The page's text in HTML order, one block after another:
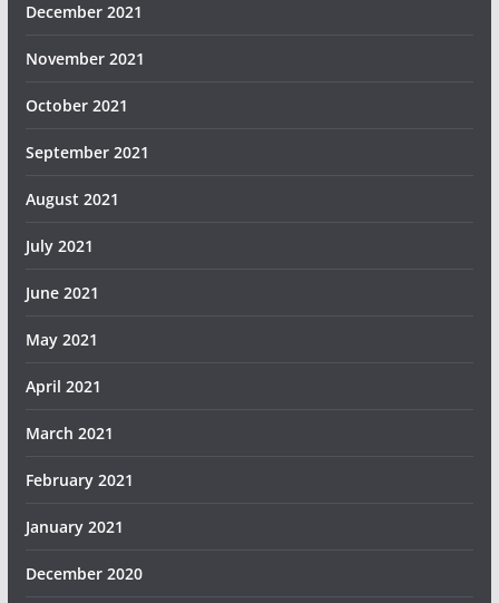
December 2021
November 2021
October 2021
September 2021
August 2021
July 2021
June 2021
May 2021
April 2021
March 2021
February 2021
January 2021
December 2020